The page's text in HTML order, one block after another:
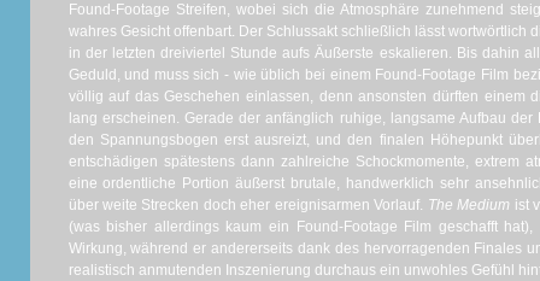
Found-Footage Streifen, wobei sich die Atmosphäre zunehmend
wahres Gesicht offenbart. Der Schlussakt schließlich lässt wortwörtlich
in der letzten dreiviertel Stunde aufs Äußerste eskalieren. Bis dahin
Geduld, und muss sich - wie üblich bei einem Found-Footage Film
völlig auf das Geschehen einlassen, denn ansonsten dürften einem
lang erscheinen. Gerade der anfänglich ruhige, langsame Aufbau
den Spannungsbogen erst ausreizt, und den finalen Höhepunkt
entschädigen spätestens dann zahlreiche Schockmomente, extrem
eine ordentliche Portion äußerst brutale, handwerklich sehr
über weite Strecken doch eher ereignisarmen Vorlauf. The Medium ist
(was bisher allerdings kaum ein Found-Footage Film geschafft
Wirkung, während er andererseits dank des hervorragenden Finales
realistisch anmutenden Inszenierung durchaus ein unwohles Gefühl